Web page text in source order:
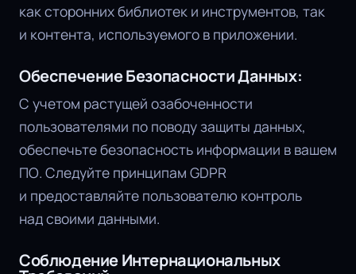
как сторонних библиотек и инструментов, так
и контента, используемого в приложении.
Обеспечение Безопасности Данных:
С учетом растущей озабоченности
пользователями по поводу защиты данных,
обеспечьте безопасность информации в вашем
ПО. Следуйте принципам GDPR
и предоставляйте пользователю контроль
над своими данными.
Соблюдение Интернациональных